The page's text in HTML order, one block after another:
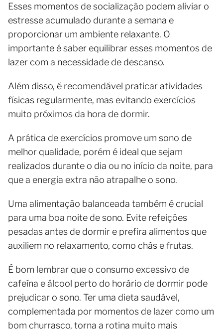
Esses momentos de socialização podem aliviar o
estresse acumulado durante a semana e
proporcionar um ambiente relaxante. O
importante é saber equilibrar esses momentos de
lazer com a necessidade de descanso.
Além disso, é recomendável praticar atividades
físicas regularmente, mas evitando exercícios
muito próximos da hora de dormir.
A prática de exercícios promove um sono de
melhor qualidade, porém é ideal que sejam
realizados durante o dia ou no início da noite, para
que a energia extra não atrapalhe o sono.
Uma alimentação balanceada também é crucial
para uma boa noite de sono. Evite refeições
pesadas antes de dormir e prefira alimentos que
auxiliem no relaxamento, como chás e frutas.
É bom lembrar que o consumo excessivo de
cafeína e álcool perto do horário de dormir pode
prejudicar o sono. Ter uma dieta saudável,
complementada por momentos de lazer como um
bom churrasco, torna a rotina muito mais